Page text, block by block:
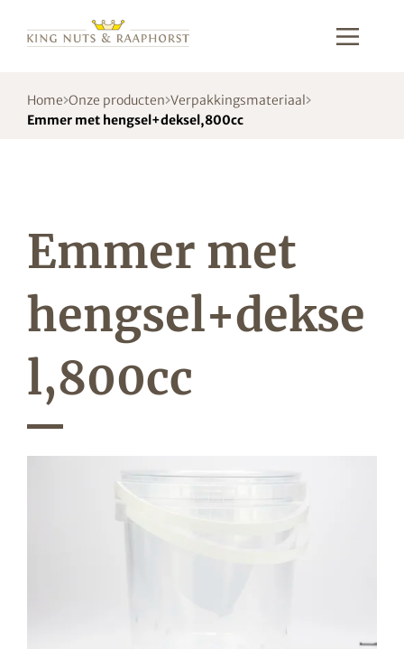
Home Onze producten Verpakkingsmateriaal
Emmer met hengsel+deksel,800cc
Emmer met
hengsel+dekse
l,800cc